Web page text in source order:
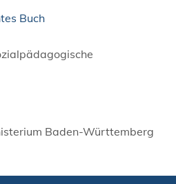
Buch
Baden-Württemberg